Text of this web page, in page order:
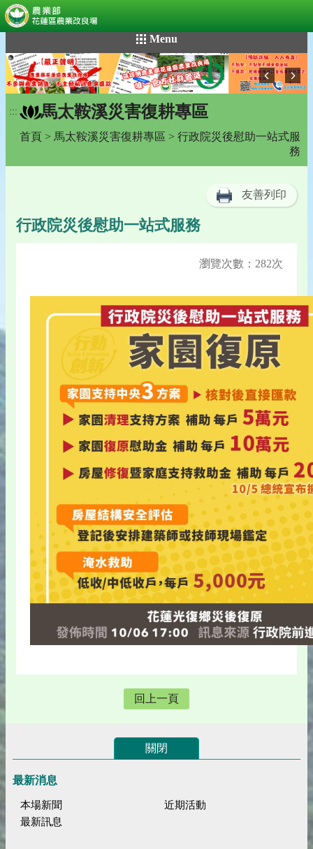
到
主
要
內
容
Menu
::: 馬太鞍溪災害復耕專區
首頁 > 馬太鞍溪災害復耕專區 > 行政院災後慰助一站式服
務
友善列印
行政院災後慰助一站式服務
瀏覽次數：282次
回上一頁
關閉
最新消息
本場新聞
近期活動
最新訊息